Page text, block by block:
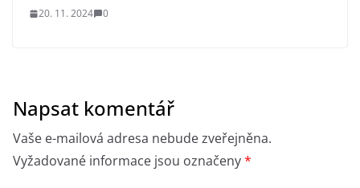
20. 11. 2024 0
Napsat komentář
Vaše e-mailová adresa nebude zveřejněna.
Vyžadované informace jsou označeny*